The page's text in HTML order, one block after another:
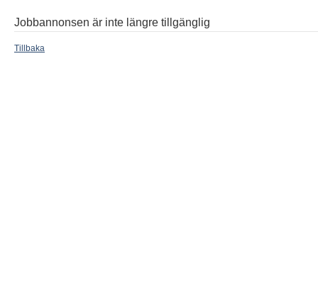
Jobbannonsen är inte längre tillgänglig
Tillbaka